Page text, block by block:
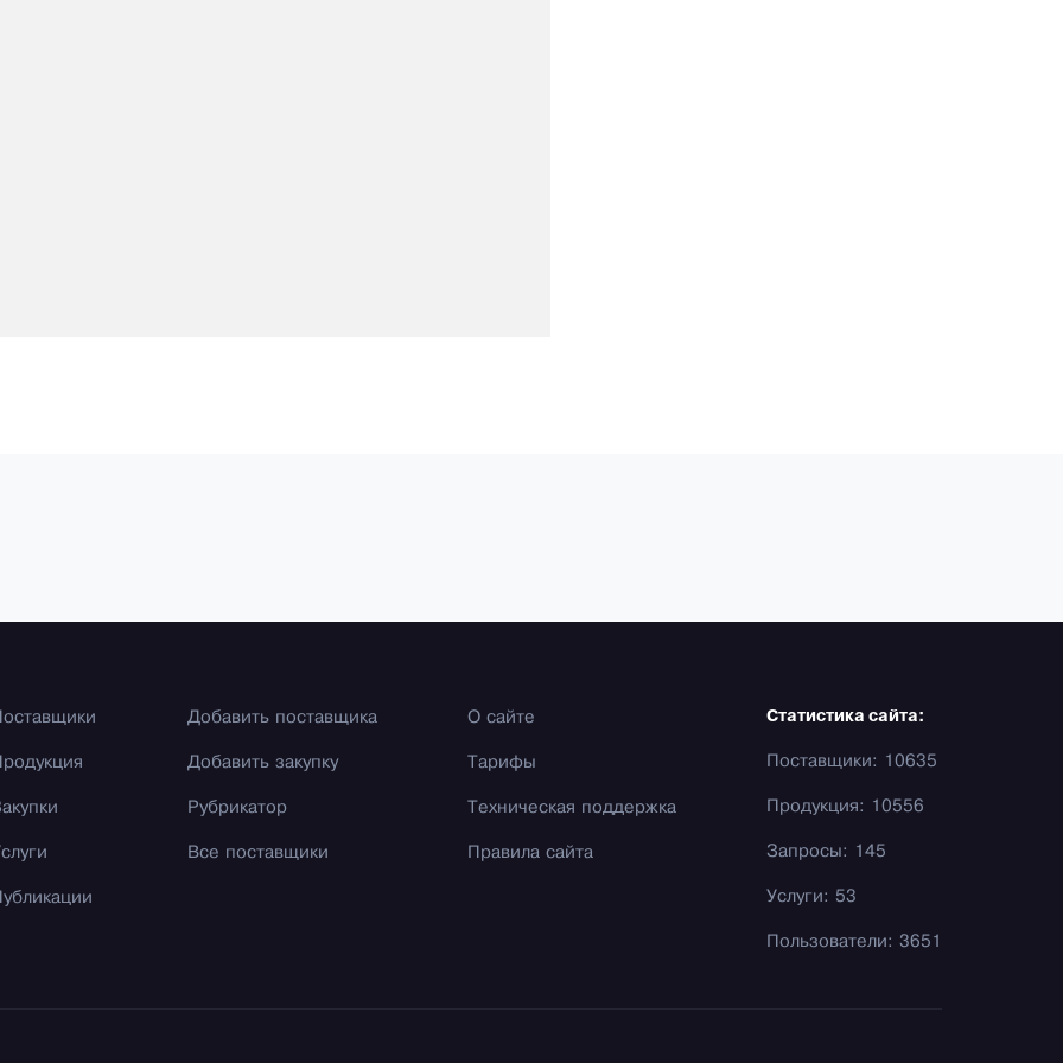
Поставщики
Продукция
Публикации
Добавить поставщика
Добавить закупку
Рубрикатор
Все поставщики
О сайте
Тарифы
Техническая поддержка
Правила сайта
Статистика сайта:
Поставщики: 10635
Продукция: 10556
Запросы: 145
Услуги: 53
Пользователи: 3651